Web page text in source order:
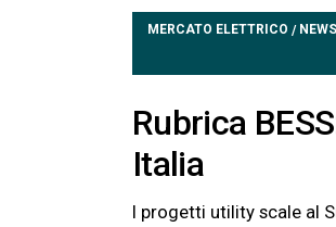
MERCATO ELETTRICO /
Rubrica
Italia
I progetti utility scale al